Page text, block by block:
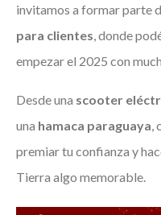
invitamos a formar parte
para clientes, donde
empezar el 2025 con
Desde una scooter
una hamaca paraguaya,
premiar tu confianza y
Tierra algo memorable.